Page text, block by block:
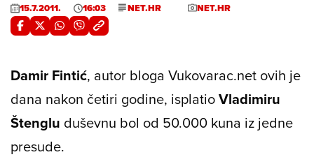
15.7.2011. 16:03 NET.HR NET.HR
Damir Fintić, autor bloga Vukovarac.net ovih je
dana nakon četiri godine, isplatioVladimiru
Štenglu duševnu bol od 50.000 kuna iz jedne
presude.